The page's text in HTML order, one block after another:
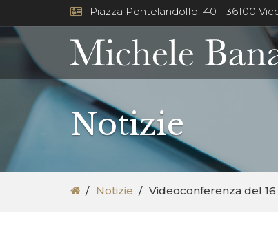
Piazza Pontelandolfo, 40 - 36100
Notizie
Notizie Videoconferenza del 16